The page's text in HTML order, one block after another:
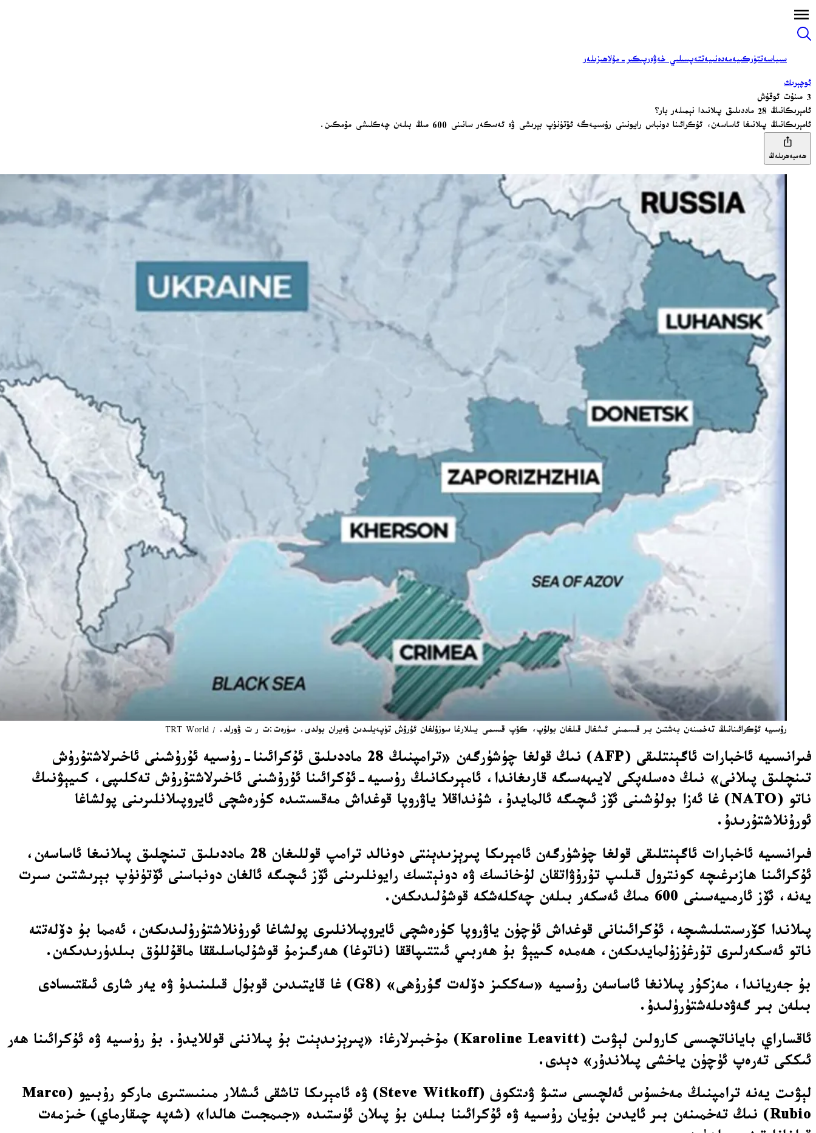
سىياسەتتۈركىيەمەدەنىيەتتەپسىلىي خەۋەرپىكىر-مۇلاھىزىلەر
ئوچېرىك
3 مىنۇت ئوقۇش
ئامېرىكانىڭ 28 ماددىلىق پىلانىدا نېمىلەر بار؟
ئامېرىكانىڭ پىلانىغا ئاساسەن، ئۇكرائىنا دونباس رايونىنى رۇسىيەگە ئۆتۈنۈپ بېرىشى ۋە ئەسكەر سانىنى 600 مىڭ بىلەن چەكلىشى مۇمكىن.
ھەمبەھرىلەڭ
رۇسىيە ئۇكرائىنانىڭ تەخمىنەن بەشتىن بىر قىسمىنى ئىشغال قىلغان بولۇپ، كۆپ قىسمى يىللارغا سوزۇلغان ئۇرۇش تۈپەيلىدىن ۋەيران بولدى. سۈرەت:ت ر ت ۋورلد. / TRT World
فىرانسىيە ئاخبارات ئاگېنتلىقى (AFP) نىڭ قولغا چۈشۈرگەن «ترامپنىڭ 28 ماددىلىق ئۇكرائىنا-رۇسىيە ئۇرۇشىنى ئاخىرلاشتۇرۇش
تىنچلىق پىلانى» نىڭ دەسلەپكى لايىھەسىگە قارىغاندا، ئامېرىكانىڭ رۇسىيە-ئۇكرائىنا ئۇرۇشىنى ئاخىرلاشتۇرۇش تەكلىپى، كىيېۋنىڭ
ناتو (NATO) غا ئەزا بولۇشىنى ئۆز ئىچىگە ئالمايدۇ، شۇنداقلا ياۋروپا قوغداش مەقسىتىدە كۈرەشچى ئايروپىلانلىرىنى پولشاغا
ئورۇنلاشتۇرىدۇ.
فىرانسىيە ئاخبارات ئاگېنتلىقى قولغا چۈشۈرگەن ئامېرىكا پىرېزىدېنتى دونالد ترامپ قوللىغان 28 ماددىلىق تىنچلىق پىلانىغا ئاساسەن،
ئۇكرائىنا ھازىرغىچە كونترول قىلىپ تۇرۇۋاتقان لۇخانسك ۋە دونېتسك رايونلىرىنى ئۆز ئىچىگە ئالغان دونباسنى ئۆتۈنۈپ بېرىشتىن سىرت
يەنە، ئۆز ئارمىيەسىنى 600 مىڭ ئەسكەر بىلەن چەكلەشكە قوشۇلىدىكەن.
پىلاندا كۆرسىتىلىشىچە، ئۇكرائىنانى قوغداش ئۈچۈن ياۋروپا كۈرەشچى ئايروپىلانلىرى پولشاغا ئورۇنلاشتۇرۇلىدىكەن، ئەمما بۇ دۆلەتتە
ناتو ئەسكەرلىرى تۇرغۇزۇلمايدىكەن، ھەمدە كىيېۋ بۇ ھەربىي ئىتتىپاققا (ناتوغا) ھەرگىزمۇ قوشۇلماسلىققا ماقۇللۇق بىلدۈرىدىكەن.
بۇ جەرياندا، مەزكۇر پىلانغا ئاساسەن رۇسىيە «سەككىز دۆلەت گۇرۇھى» (G8) غا قايتىدىن قوبۇل قىلىنىدۇ ۋە يەر شارى ئىقتىسادى
بىلەن بىر گەۋدىلەشتۈرۈلىدۇ.
ئاقساراي باياناتچىسى كارولىن لېۋىت (Karoline Leavitt) مۇخبىرلارغا: «پىرېزىدېنت بۇ پىلاننى قوللايدۇ. بۇ رۇسىيە ۋە ئۇكرائىنا ھەر
ئىككى تەرەپ ئۈچۈن ياخشى پىلاندۇر» دېدى.
لېۋىت يەنە ترامپنىڭ مەخسۇس ئەلچىسى ستىۋ ۋىتكوف (Steve Witkoff) ۋە ئامېرىكا تاشقى ئىشلار مىنىستىرى ماركو رۇبىيو (Marco
Rubio) نىڭ تەخمىنەن بىر ئايدىن بۇيان رۇسىيە ۋە ئۇكرائىنا بىلەن بۇ پىلان ئۈستىدە «جىمجىت ھالدا» (شەپە چىقارماي) خىزمەت